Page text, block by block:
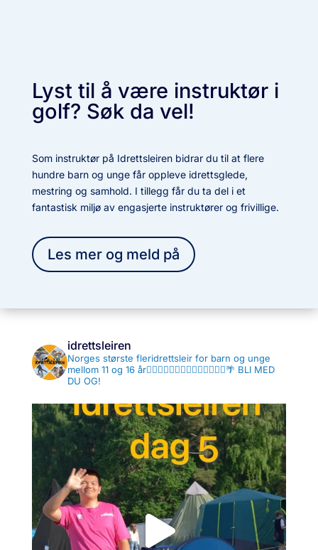
Lyst til å være instruktør i
golf? Søk da vel!
Som instruktør på Idrettsleiren bidrar du til at flere
hundre barn og unge får oppleve idrettsglede,
mestring og samhold. I tillegg får du ta del i et
fantastisk miljø av engasjerte instruktører og frivillige.
Les mer og meld på
idrettsleiren
Norges største fleridrettsleir for barn og unge
mellom 11 og 16 år🤾‍♂️⛹🏼‍♀️🏊🏻‍♂️🤽🏻‍♀️🏄🏻‍♂️🌴 BLI MED
DU OG!